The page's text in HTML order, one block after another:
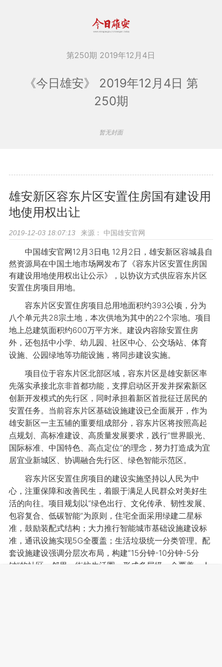
第250期 2019年12月4日
《今日雄安》 2019年12月4日 第
250期
暂无封面
雄安新区容东片区安置住房国有建设用
地使用权出让
2019-12-03 18:07:13 来源： 中国雄安官网
中国雄安官网12月3日电 12月2日，雄安新区容城县自
然资源局在中国土地市场网发布了《容东片区安置住房国
有建设用地使用权出让公示》，以协议方式供应容东片区
安置住房项目用地。
容东片区安置住房项目总用地面积约393公顷，分为
八个单元共28宗土地，本次供地为其中的22个宗地。项目
地上总建筑面积约600万平方米。建设内容除安置住房
外，还包括中小学、幼儿园、社区中心、公交场站、体育
设施、公园绿地等功能设施，将同步建设实施。
项目位于容东片区北部区域，容东片区是雄安新区率
先落实承接北京非首都功能，支撑启动区开发并探索新区
创新开发模式的先行区，同时承担着新区首批征迁居民的
安置任务。当前容东片区基础设施建设已全面展开，作为
雄安新区一主五辅的重要组成部分，容东片区将按照高起
点规划、高标准建设、高质量发展要求，践行“世界眼光、
国际标准、中国特色、高点定位”的理念，努力打造成为宜
居宜业新城区、协调融合先行区、绿色智能示范区。
容东片区安置住房项目的建设实施坚持以人民为中
心，注重保障和改善民生，着眼于满足人民群众对美好生
活的向往。项目规划以“绿色出行、文化传承、韧性发展、
包容复合、低碳智能”为原则，住宅全面采用绿建二星标
准，鼓励装配式结构；大力推行智能城市基础设施建设标
准，通讯设施实现5G全覆盖；生活垃圾统一分类管理。配
套设施建设强调分层次布局，构建“15分钟-10分钟-5分
钟”的社区、邻里、街坊生活圈，形成多层级、全覆盖、人